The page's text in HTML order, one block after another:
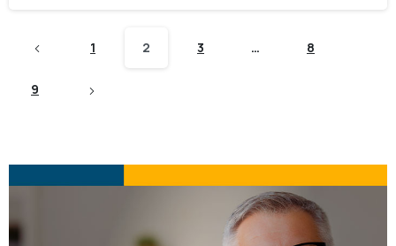
1 2 3 … 8
9